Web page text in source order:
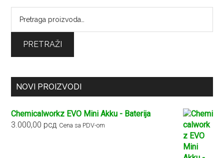
PRETRAŽI
NOVI PROIZVODI
Chemicalworkz EVO Mini Akku - Baterija
3.000,00 рсд Cena sa PDV-om